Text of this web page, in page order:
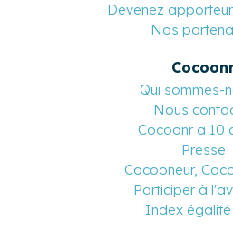
Devenez
Nos
Qui sommes-
Nous
Cocoonr a 10
Presse
Cocooneur,
Participer à
Index